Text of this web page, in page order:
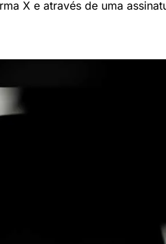
X e através de uma